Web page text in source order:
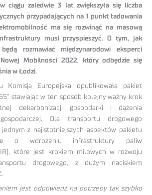
ciągu zaledwie 3 lat zwiększyła się liczba
przypadających na 1 punkt ładowania
ma się rozwinąć na masową
musi przyspieszyć. O tym, jak
rozmawiać międzynarodowi eksperci
Mobilności 2022, który odbędzie się
w Łodzi.
Komisja Europejska opublikowała pakiet
stawiając w ten sposób kolejny ważny krok
dekarbonizacji gospodarki i dążenia
Dla transportu drogowego
z najistotniejszych aspektów pakietu
o wdrożeniu infrastruktury paliw
które jest krokiem milowych w rozwoju
drogowego, z dużym naciskiem
jest odpowiedź na potrzeby tak szybko